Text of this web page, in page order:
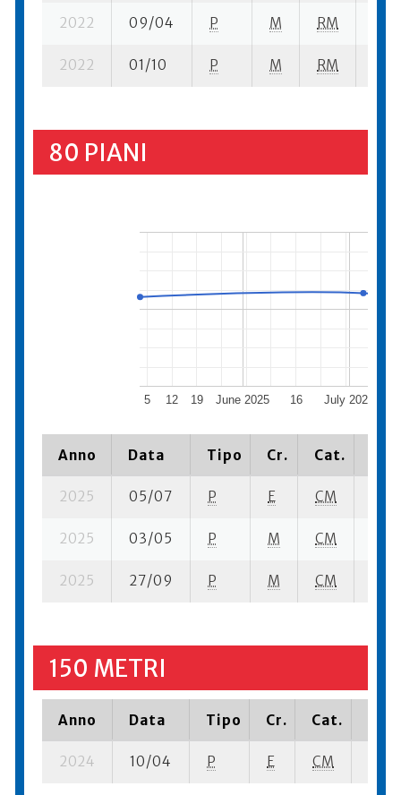
2022 09/04 P M RM
2022 01/10 P M RM
80 PIANI
June 2025 July 2025
5 12 19 16
Anno Data Tipo Cr. Cat.
2025 05/07 P E CM
2025 03/05 P M CM
2025 27/09 P M CM
150 METRI
Anno Data Tipo Cr. Cat.
2024 10/04 P E CM